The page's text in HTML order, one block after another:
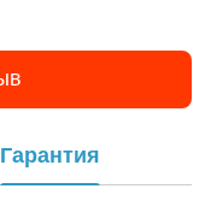
Гарантия